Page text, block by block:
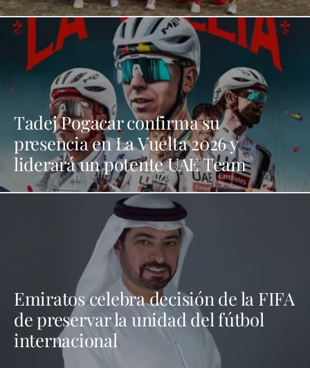
Tadej Pogacar confirma su
presencia en La Vuelta 2026 y
liderará un potente UAE Team
Emiratos celebra decisión de la FIFA
de preservar la unidad del fútbol
internacional